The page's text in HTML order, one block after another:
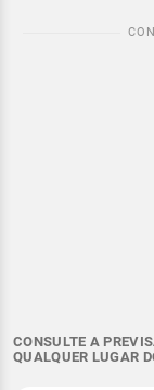
CONSULTE A
QUALQUER LUGAR